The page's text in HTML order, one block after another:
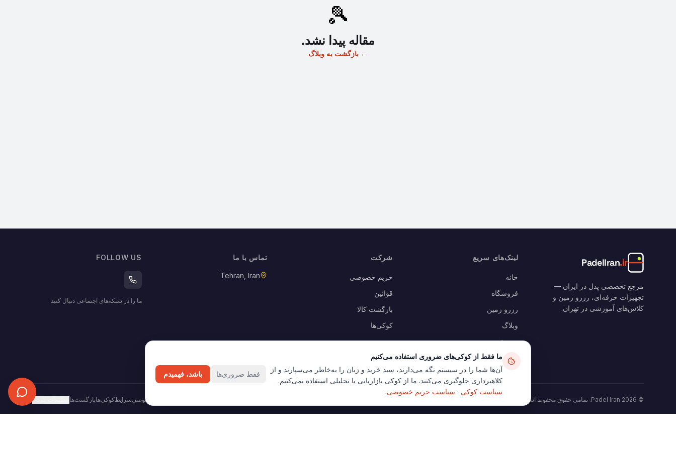
🎾
مقاله پیدا نشد.
← بازگشت به وبلاگ
PadelIran.ir
مرجع تخصصی پدل در ایران —
تجهیزات حرفه‌ای، رزرو زمین و
کلاس‌های آموزشی در تهران.
لینک‌های سریع
خانه
فروشگاه
رزرو زمین
وبلاگ
سبد خرید
حساب من
شرکت
حریم خصوصی
قوانین
بازگشت کالا
کوکی‌ها
تماس با ما
Tehran, Iran
FOLLOW US
ما را در شبکه‌های اجتماعی دنبال کنید
©
2026 تمامی حقوق محفوظ است حریم خصوصیشرایطکوکی‌هابازگشت‌ها تنظیمات کوکی
ما فقط از کوکی‌های ضروری استفاده می‌کنیم
آن‌ها شما را در سیستم نگه می‌دارند، سبد خرید و زبان را به‌خاطر می‌سپارند و از
کلاهبرداری جلوگیری می‌کنند. ما از کوکی بازاریابی یا تحلیلی استفاده نمی‌کنیم.
سیاست کوکی · سیاست حریم خصوصی.
فقط ضروری‌ها باشد، فهمیدم